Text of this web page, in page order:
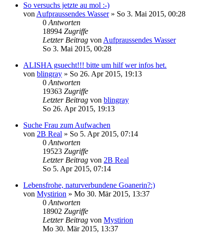
So versuchs jetzte au mol :-)
von Aufpraussendes Wasser» So 3. Mai 2015, 00:28
0 Antworten
18994 Zugriffe
Letzter Beitrag von Aufpraussendes Wasser
So 3. Mai 2015, 00:28
ALISHA gsuecht!!! bitte um hilf wer infos het.
von blingray » So 26. Apr 2015, 19:13
0 Antworten
19363 Zugriffe
Letzter Beitrag von blingray
So 26. Apr 2015, 19:13
Suche Frau zum Aufwachen
von 2B Real » So 5. Apr 2015, 07:14
0 Antworten
19523 Zugriffe
Letzter Beitrag von 2B Real
So 5. Apr 2015, 07:14
Lebensfrohe, naturverbundene Goanerin?:)
von Mystirion » Mo 30. Mär 2015, 13:37
0 Antworten
18902 Zugriffe
Letzter Beitrag von Mystirion
Mo 30. Mär 2015, 13:37